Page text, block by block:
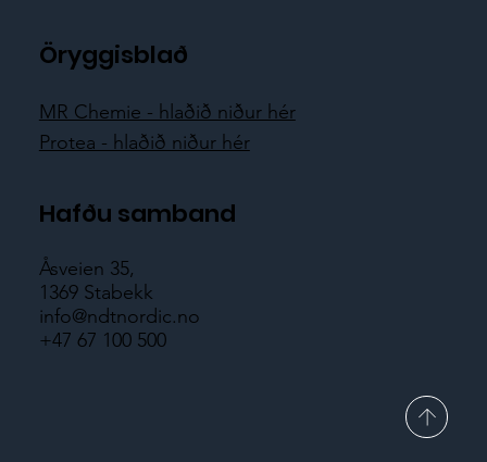
Öryggisblað
MR Chemie - hlaðið niður hér
Protea - hlaðið niður hér
Hafðu samband
Åsveien 35,
1369 Stabekk
info@ndtnordic.no
+47 67 100 500